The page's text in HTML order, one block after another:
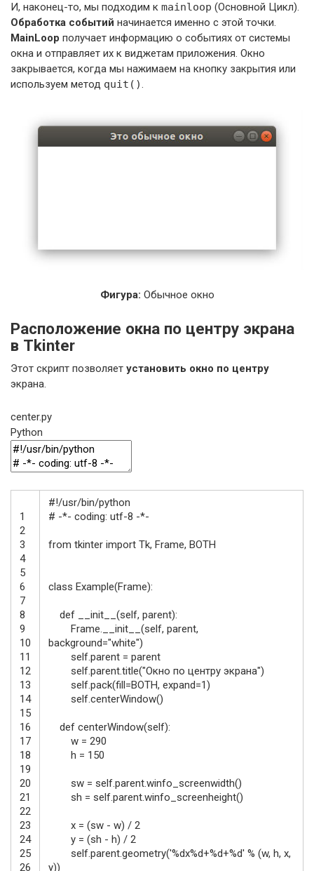
И, наконец-то, мы подходим к mainloop (Основной Цикл).
Обработка событий начинается именно с этой точки.
MainLoop получает информацию о событиях от системы
окна и отправляет их к виджетам приложения. Окно
закрывается, когда мы нажимаем на кнопку закрытия или
используем метод quit().
Фигура: Обычное окно
Расположение окна по центру экрана
в Tkinter
Этот скрипт позволяет установить окно по центру
экрана.
center.py
Python
1
2
3
4
5
6
7
8
9
10
11
12
13
14
15
16
17
18
19
20
21
22
23
24
25
26
#!/usr/bin/python
# -*- coding: utf-8 -*-
from tkinter import Tk, Frame, BOTH
class Example(Frame):
def __init__ (self, parent):
Frame
__init__ (self, parent,
background="white")
selfparent = parent
selfparenttitle("Окно по центру экрана")
selfpack(fill=BOTH, expand=1)
selfcenterWindow()
def centerWindow(self):
w = 290
h = 150
sw = selfparentwinfo_screenwidth()
sh = selfparentwinfo_screenheight()
x = (sw - w) / 2
y = (sh - h) / 2
selfparentgeometry('%dx%d+%d+%d' % (w, h, x,
y))